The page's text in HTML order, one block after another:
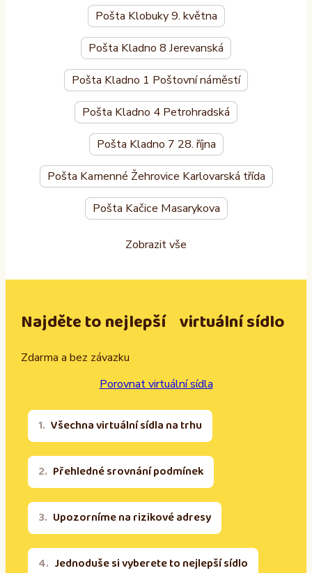
Pošta Klobuky 9. května
Pošta Kladno 8 Jerevanská
Pošta Kladno 1 Poštovní náměstí
Pošta Kladno 4 Petrohradská
Pošta Kladno 7 28. října
Pošta Kamenné Žehrovice Karlovarská třída
Pošta Kačice Masarykova
Zobrazit vše
Najděte to nejlepší virtuální sídlo
Zdarma a bez závazku
Porovnat virtuální sídla
Všechna virtuální sídla na trhu
Přehledné srovnání podmínek
Upozorníme na rizikové adresy
Jednoduše si vyberete to nejlepší sídlo